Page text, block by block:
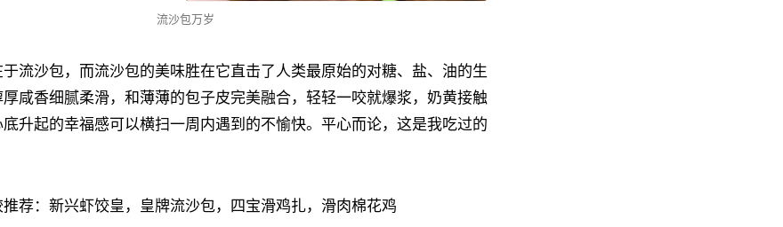
流沙包万岁
流沙包，而流沙包的美味胜在它直击了人类最原始的对糖、盐、油的生
咸香细腻柔滑，和薄薄的包子皮完美融合，轻轻一咬就爆浆，奶黄接触
升起的幸福感可以横扫一周内遇到的不愉快。平心而论，这是我吃过的
荐：新兴虾饺皇，皇牌流沙包，四宝滑鸡扎，滑肉棉花鸡